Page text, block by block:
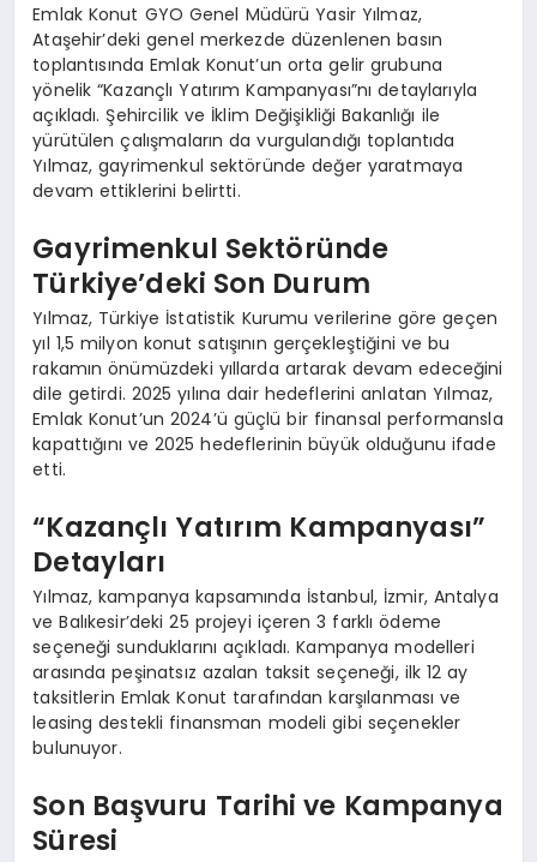
Emlak Konut GYO Genel Müdürü Yasir Yılmaz,
Ataşehir’deki genel merkezde düzenlenen basın
toplantısında Emlak Konut’un orta gelir grubuna
yönelik “Kazançlı Yatırım Kampanyası”nı detaylarıyla
açıkladı. Şehircilik ve İklim Değişikliği Bakanlığı ile
yürütülen çalışmaların da vurgulandığı toplantıda
Yılmaz, gayrimenkul sektöründe değer yaratmaya
devam ettiklerini belirtti.
Gayrimenkul Sektöründe
Türkiye’deki Son Durum
Yılmaz, Türkiye İstatistik Kurumu verilerine göre geçen
yıl 1,5 milyon konut satışının gerçekleştiğini ve bu
rakamın önümüzdeki yıllarda artarak devam edeceğini
dile getirdi. 2025 yılına dair hedeflerini anlatan Yılmaz,
Emlak Konut’un 2024’ü güçlü bir finansal performansla
kapattığını ve 2025 hedeflerinin büyük olduğunu ifade
etti.
“Kazançlı Yatırım Kampanyası”
Detayları
Yılmaz, kampanya kapsamında İstanbul, İzmir, Antalya
ve Balıkesir’deki 25 projeyi içeren 3 farklı ödeme
seçeneği sunduklarını açıkladı. Kampanya modelleri
arasında peşinatsız azalan taksit seçeneği, ilk 12 ay
taksitlerin Emlak Konut tarafından karşılanması ve
leasing destekli finansman modeli gibi seçenekler
bulunuyor.
Son Başvuru Tarihi ve Kampanya
Süresi